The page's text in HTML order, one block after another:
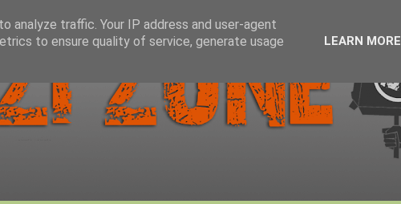
analyze traffic. Your IP address and user-agent
to ensure quality of service, generate usage
LEARN MORE